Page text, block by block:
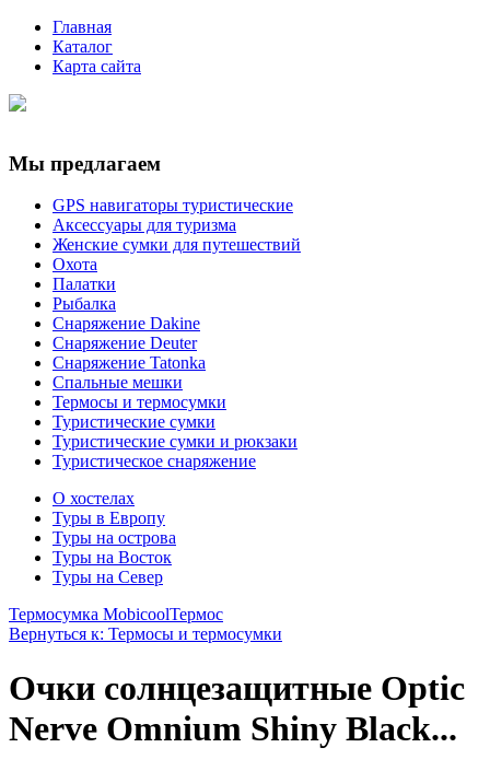
Главная
Каталог
Карта сайта
Мы предлагаем
GPS навигаторы туристические
Аксессуары для туризма
Женские сумки для путешествий
Охота
Палатки
Рыбалка
Снаряжение Dakine
Снаряжение Deuter
Снаряжение Tatonka
Спальные мешки
Термосы и термосумки
Туристические сумки
Туристические сумки и рюкзаки
Туристическое снаряжение
О хостелах
Туры в Европу
Туры на острова
Туры на Восток
Туры на Север
Термосумка MobicoolТермос
Вернуться к: Термосы и термосумки
Очки солнцезащитные Optic
Nerve Omnium Shiny Black...